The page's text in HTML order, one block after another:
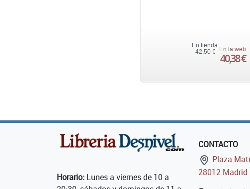
En tienda:
42,50 € En la web:
40,38 €
Horario: Lunes a viernes de 10 a
CONTACTO
Plaza
28012 Madrid